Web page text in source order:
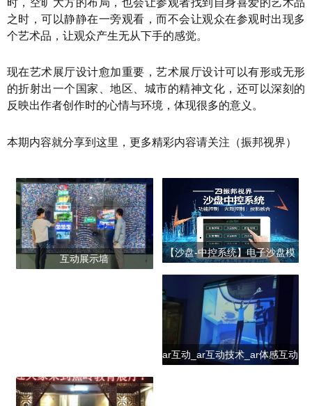
之时，可以静静在一旁观看，而不会让观众在参观时出现多
个艺术品，让观众产生无从下手的感觉。
现在艺术展厅设计愈加重要，艺术展厅设计可以有形或无形
的折射出一个国家、地区、城市的精神文化，还可以深刻的
反映出作者创作时的心情与环境，体现很多的意义。
本期内容就分享到这里，更多精彩内容请关注（振邦视界）
互动展示墙
【沙盘-中控系统】电子沙盘模
型中控厂家-沙盘中控报价
ar互动_ar互动技术_ar体感互动